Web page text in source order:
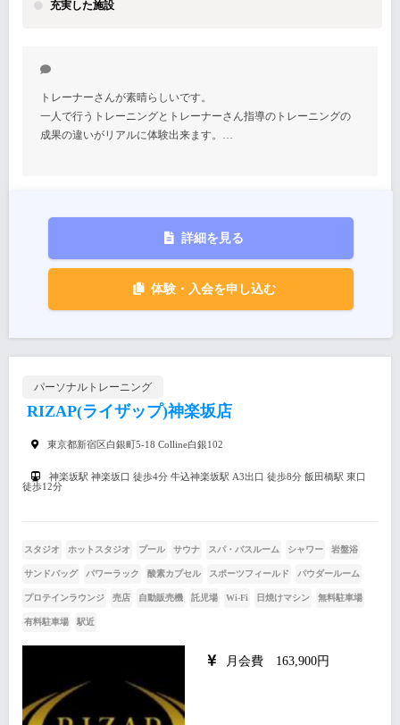
充実した施設
トレーナーさんが素晴らしいです。
一人で行うトレーニングとトレーナーさん指導のトレーニングの
成果の違いがリアルに体験出来ます。…
詳細を見る
体験・入会を申し込む
パーソナルトレーニング
RIZAP(ライザップ)神楽坂店
東京都新宿区白銀町5-18 Colline白銀102
神楽坂駅 神楽坂口 徒歩4分 牛込神楽坂駅 A3出口 徒歩8分 飯田橋駅 東口
徒歩12分
スタジオ ホットスタジオ プール サウナ スパ・バスルーム シャワー 岩盤浴
サンドバッグ パワーラック 酸素カプセル スポーツフィールド パウダールーム
プロテインラウンジ 売店 自動販売機 託児場 Wi-Fi 日焼けマシン 無料駐車場
有料駐車場 駅近
月会費 163,900円